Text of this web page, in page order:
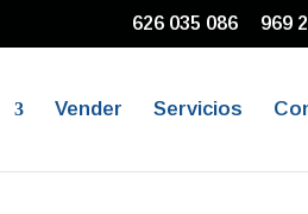
626 035 086 969
Vender Servicios